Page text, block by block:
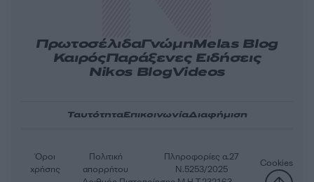
ΠρωτοσέλιδαΓνώμηMelas Blog
ΚαιρόςΠαράξενες Ειδήσεις
Nikos BlogVideos
ΤαυτότηταΕπικοινωνίαΔιαφήμιση
Όροι
χρήσης
Πολιτική
απορρήτου
Πληροφορίες α.27
Ν.5253/2025
Cookies